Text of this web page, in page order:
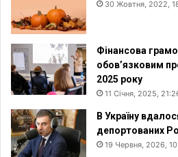
30 Жовтня, 2022,
Фінансова
обов’язковим
2025 року
11 Січня, 2025,
В Україну
депортованих
19 Червня, 2026,